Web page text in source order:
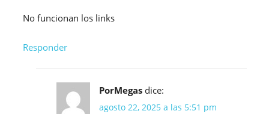
No funcionan los links
Responder
PorMegas dice:
agosto 22, 2025 a las 5:51 pm